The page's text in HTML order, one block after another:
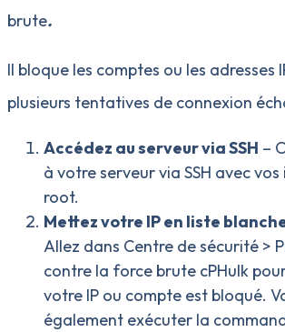
brute.
Il bloque les comptes ou les adresses
plusieurs tentatives de connexion
Accédez au serveur via SSH –
à votre serveur via SSH avec
root.
Mettez votre IP en liste
Allez dans Centre de sécurité >
contre la force brute cPHulk
votre IP ou compte est bloqué.
également exécuter la